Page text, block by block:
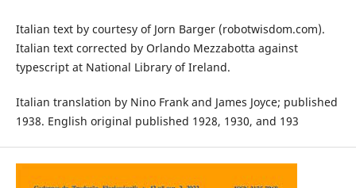
Italian text by courtesy of Jorn Barger (robotwisdom.com).
Italian text corrected by Orlando Mezzabotta against
typescript at National Library of Ireland.
Italian translation by Nino Frank and James Joyce; published
1938. English original published 1928, 1930, and 193